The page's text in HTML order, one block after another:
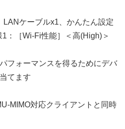
ケーブルx1、かんたん設定
：［Wi-Fi性能］＜高(High)＞
フォーマンスを得るためにデバ
てます
MIMO対応クライアントと同時